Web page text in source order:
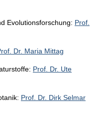
Evolutionsforschung: Prof.
Dr. Maria Mittag
Prof. Dr. Ute
Prof. Dr. Dirk Selmar